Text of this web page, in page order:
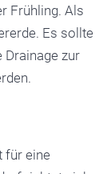
Frühling. Als
Es sollte
Drainage zur
für eine